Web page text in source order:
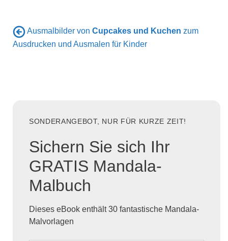
Ausmalbilder von Cupcakes und Kuchen zum
Ausdrucken und Ausmalen für Kinder
SONDERANGEBOT, NUR FÜR KURZE ZEIT!
Sichern Sie sich Ihr
GRATIS Mandala-
Malbuch
Dieses eBook enthält 30 fantastische Mandala-
Malvorlagen